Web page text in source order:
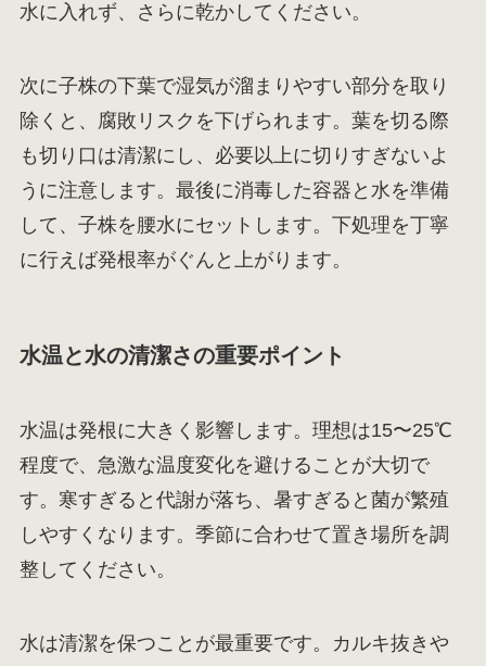
水に入れず、さらに乾かしてください。
次に子株の下葉で湿気が溜まりやすい部分を取り
除くと、腐敗リスクを下げられます。葉を切る際
も切り口は清潔にし、必要以上に切りすぎないよ
うに注意します。最後に消毒した容器と水を準備
して、子株を腰水にセットします。下処理を丁寧
に行えば発根率がぐんと上がります。
水温と水の清潔さの重要ポイント
水温は発根に大きく影響します。理想は15〜25℃
程度で、急激な温度変化を避けることが大切で
す。寒すぎると代謝が落ち、暑すぎると菌が繁殖
しやすくなります。季節に合わせて置き場所を調
整してください。
水は清潔を保つことが最重要です。カルキ抜きや